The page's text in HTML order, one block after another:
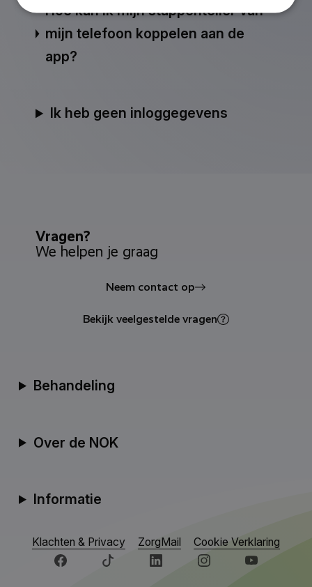
Hoe kan ik mijn stappenteller van
mijn telefoon koppelen aan de
app?
Ik heb geen inloggegevens
Vragen?
We helpen je graag
Neem contact op
Bekijk veelgestelde vragen
Behandeling
Over de NOK
Informatie
Klachten & Privacy ZorgMail Cookie Verklaring